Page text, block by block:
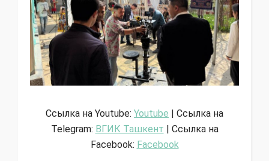
Ссылка на Youtube: Youtube | Ссылка на
Telegram: ВГИК Ташкент | Ссылка на
Facebook: Facebook